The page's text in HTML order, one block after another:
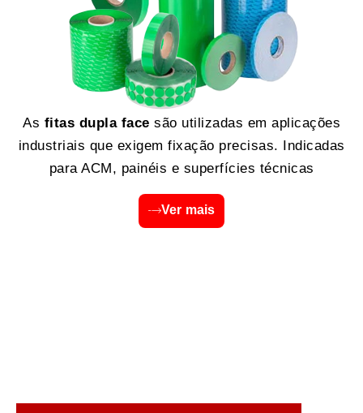
As fitas dupla face são utilizadas em aplicações
industriais que exigem fixação precisas. Indicadas
para ACM, painéis e superfícies técnicas
Ver mais